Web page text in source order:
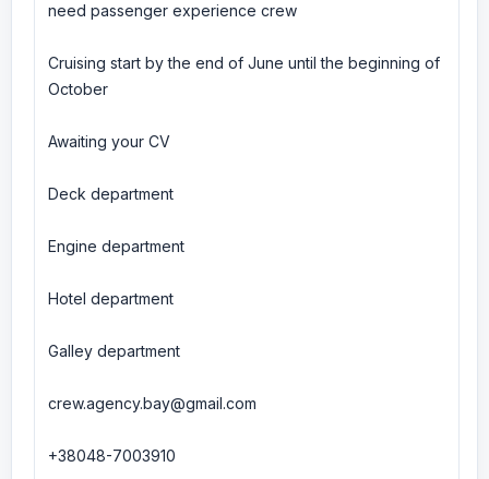
need passenger experience crew
Cruising start by the end of June until the beginning of
October
Awaiting your CV
Deck department
Engine department
Hotel department
Galley department
crew.agency.bay@gmail.com
+38048-7003910